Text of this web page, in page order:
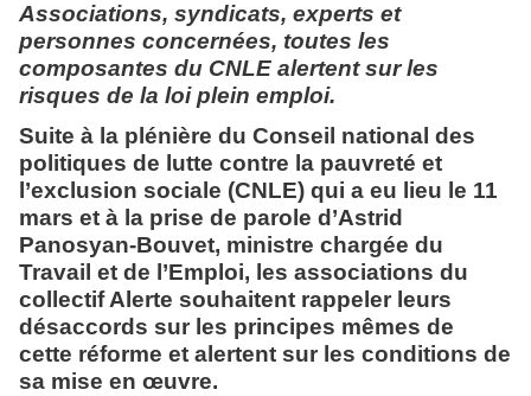
Associations, syndicats, experts et
personnes concernées, toutes les
composantes du CNLE alertent sur les
risques de la loi plein emploi.
Suite à la plénière du Conseil national des
politiques de lutte contre la pauvreté et
l’exclusion sociale (CNLE) qui a eu lieu le 11
mars et à la prise de parole d’Astrid
Panosyan-Bouvet, ministre chargée du
Travail et de l’Emploi, les associations du
collectif Alerte souhaitent rappeler leurs
désaccords sur les principes mêmes de
cette réforme et alertent sur les conditions de
sa mise en œuvre.